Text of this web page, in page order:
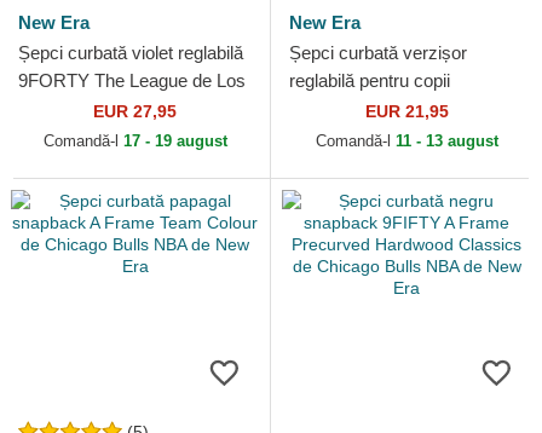
New Era
Șepci curbată violet reglabilă
9FORTY The League de Los
Angeles Lakers NBA de New
Era
EUR 27,95
Comandă-l 17 - 19 august
New Era
Șepci curbată verzișor
reglabilă pentru copii
9FORTY The League de
Boston Celtics NBA de New
EUR 21,95
Comandă-l 11 - 13 august